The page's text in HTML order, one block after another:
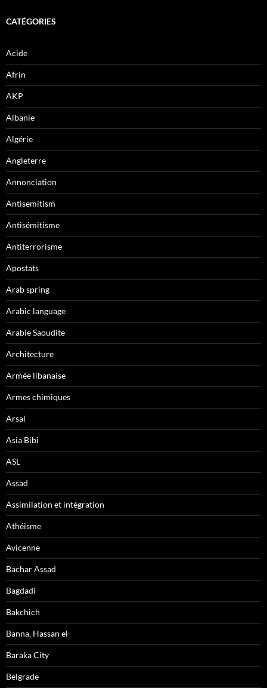
CATÉGORIES
Acide
Afrin
AKP
Albanie
Algérie
Angleterre
Annonciation
Antisemitism
Antisémitisme
Antiterrorisme
Apostats
Arab spring
Arabic language
Arabie Saoudite
Architecture
Armée libanaise
Armes chimiques
Arsal
Asia Bibi
ASL
Assad
Assimilation et intégration
Athéisme
Avicenne
Bachar Assad
Bagdadi
Bakchich
Banna, Hassan el-
Baraka City
Belgrade